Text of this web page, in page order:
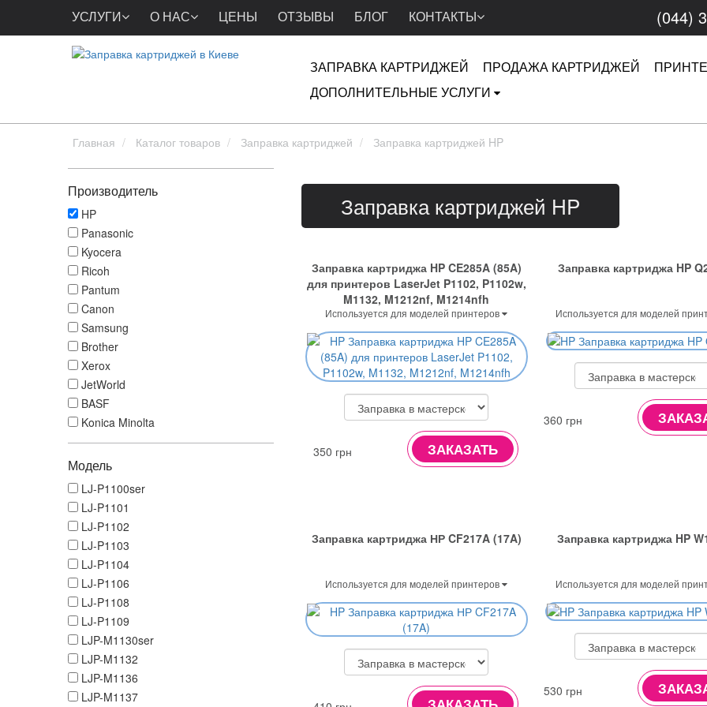
УСЛУГИ О НАС ЦЕНЫ ОТЗЫВЫ БЛОГ КОНТАКТЫ (044)
ЗАПРАВКА КАРТРИДЖЕЙ ПРОДАЖА КАРТРИДЖЕЙ
ДОПОЛНИТЕЛЬНЫЕ УСЛУГИ
Главная Каталог товаров Заправка картриджей Заправка картриджей HP
Производитель
HP
Panasonic
Kyocera
Ricoh
Pantum
Canon
Samsung
Brother
Xerox
JetWorld
BASF
Konica Minolta
Модель
LJ-P1100ser
LJ-P1101
LJ-P1102
LJ-P1103
LJ-P1104
LJ-P1106
LJ-P1108
LJ-P1109
LJP-M1130ser
LJP-M1132
LJP-M1136
LJP-M1137
Заправка картриджей HP
Заправка картриджа HP CE285A (85A)
для принтеров LaserJet P1102, P1102w,
M1132, M1212nf, M1214nfh
Используется для моделей принтеров
350 грн ЗАКАЗАТЬ
Заправка картриджа HP
Используется для моделей
360 грн
Заправка картриджа НР CF217A (17A)
Используется для моделей принтеров
Заправка картриджа HP
Используется для моделей
530 грн